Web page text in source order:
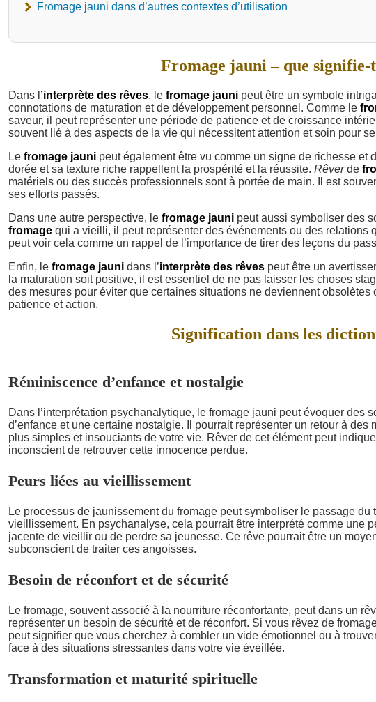
Fromage jauni dans d’autres contextes d’utilisation
Fromage jauni – que signifie-
Dans l’interprète des rêves, le fromage jauni peut être un symbole
connotations de maturation et de développement personnel. Comme le
saveur, il peut représenter une période de patience et de croissance
souvent lié à des aspects de la vie qui nécessitent attention et soin pour
Le fromage jauni peut également être vu comme un signe de richesse et
dorée et sa texture riche rappellent la prospérité et la réussite. Rêverde
matériels ou des succès professionnels sont à portée de main. Il est
ses efforts passés.
Dans une autre perspective, le fromage jauni peut aussi symboliser des
fromage qui a vieilli, il peut représenter des événements ou des relations
peut voir cela comme un rappel de l’importance de tirer des leçons du
Enfin, le fromage jauni dans l’interprète des rêves peut être un
la maturation soit positive, il est essentiel de ne pas laisser les choses
des mesures pour éviter que certaines situations ne deviennent obsolètes
patience et action.
Signification dans les
Réminiscence d’enfance et nostalgie
Dans l’interprétation psychanalytique, le fromage jauni peut évoquer des
d’enfance et une certaine nostalgie. Il pourrait représenter un retour à des
plus simples et insouciants de votre vie. Rêver de cet élément peut
inconscient de retrouver cette innocence perdue.
Peurs liées au vieillissement
Le processus de jaunissement du fromage peut symboliser le passage du
vieillissement. En psychanalyse, cela pourrait être interprété comme une
jacente de vieillir ou de perdre sa jeunesse. Ce rêve pourrait être un
subconscient de traiter ces angoisses.
Besoin de réconfort et de sécurité
Le fromage, souvent associé à la nourriture réconfortante, peut dans un
représenter un besoin de sécurité et de réconfort. Si vous rêvez de
peut signifier que vous cherchez à combler un vide émotionnel ou à
face à des situations stressantes dans votre vie éveillée.
Transformation et maturité spirituelle